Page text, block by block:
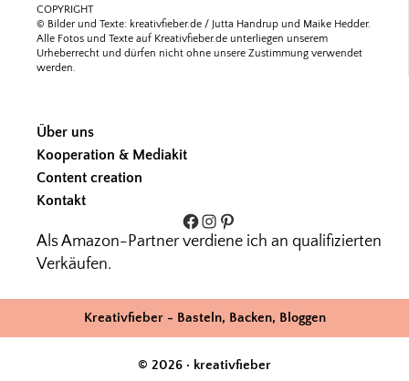
COPYRIGHT
© Bilder und Texte: kreativfieber.de / Jutta Handrup und Maike Hedder.
Alle Fotos und Texte auf Kreativfieber.de unterliegen unserem
Urheberrecht und dürfen nicht ohne unsere Zustimmung verwendet
werden.
Über uns
Kooperation & Mediakit
Content creation
Kontakt
Facebook
Instagram
Pinterest
Als Amazon-Partner verdiene ich an qualifizierten
Verkäufen.
Kreativfieber - Basteln, Backen, Bloggen
© 2026 · kreativfieber